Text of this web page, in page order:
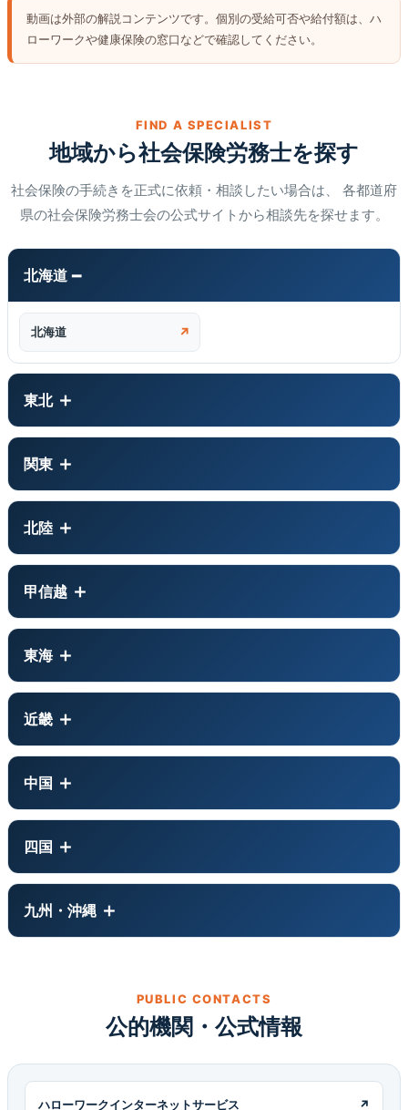
動画は外部の解説コンテンツです。個別の受給可否や給付額は、ハ
ローワークや健康保険の窓口などで確認してください。
FIND A SPECIALIST
地域から社会保険労務士を探す
社会保険の手続きを正式に依頼・相談したい場合は、 各都道府
県の社会保険労務士会の公式サイトから相談先を探せます。
北海道
北海道 ↗
東北
関東
北陸
甲信越
東海
近畿
中国
四国
九州・沖縄
PUBLIC CONTACTS
公的機関・公式情報
ハローワークインターネットサービス ↗